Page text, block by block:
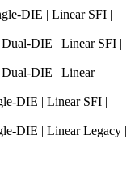
DIE | Linear SFI |
DIE | Linear SFI |
DIE | Linear
DIE | Linear SFI |
DIE | Linear Legacy |